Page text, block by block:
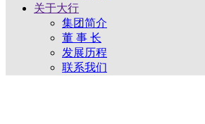
关于大行
集团简介
董 事 长
发展历程
联系我们